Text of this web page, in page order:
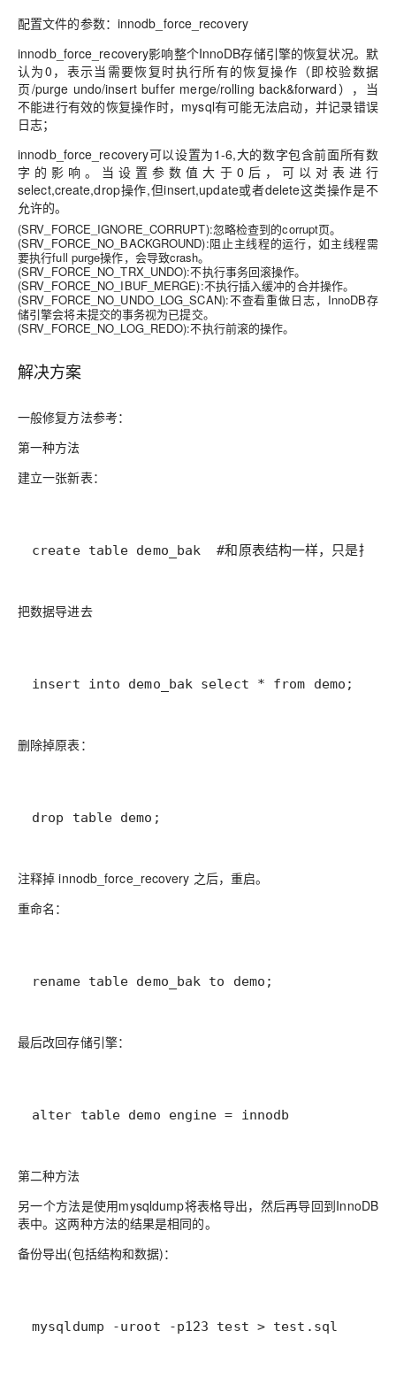
配置文件的参数：innodb_force_recovery
innodb_force_recovery影响整个InnoDB存储引擎的恢复状况。默
认为0，表示当需要恢复时执行所有的恢复操作（即校验数据
页/purge undo/insert buffer merge/rolling back&forward），当
不能进行有效的恢复操作时，mysql有可能无法启动，并记录错误
日志；
innodb_force_recovery可以设置为1-6,大的数字包含前面所有数
字的影响。当设置参数值大于0后，可以对表进行
select,create,drop操作,但insert,update或者delete这类操作是不
允许的。
(SRV_FORCE_IGNORE_CORRUPT):忽略检查到的corrupt页。
(SRV_FORCE_NO_BACKGROUND):阻止主线程的运行，如主线程需
要执行full purge操作，会导致crash。
(SRV_FORCE_NO_TRX_UNDO):不执行事务回滚操作。
(SRV_FORCE_NO_IBUF_MERGE):不执行插入缓冲的合并操作。
(SRV_FORCE_NO_UNDO_LOG_SCAN):不查看重做日志，InnoDB存
储引擎会将未提交的事务视为已提交。
(SRV_FORCE_NO_LOG_REDO):不执行前滚的操作。
解决方案
一般修复方法参考：
第一种方法
建立一张新表：
create table demo_bak  #和原表结构一样，只是把
把数据导进去
insert into demo_bak select * from demo;
删除掉原表：
drop table demo;
注释掉 innodb_force_recovery 之后，重启。
重命名：
rename table demo_bak to demo;
最后改回存储引擎：
alter table demo engine = innodb
第二种方法
另一个方法是使用mysqldump将表格导出，然后再导回到InnoDB
表中。这两种方法的结果是相同的。
备份导出(包括结构和数据)：
mysqldump -uroot -p123 test > test.sql